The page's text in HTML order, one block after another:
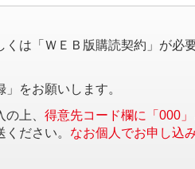
は「ＷＥＢ版購読契約」が必
をお願いします。
上、 得意先コード欄に「000」
ださい。 なお個人でお申し込